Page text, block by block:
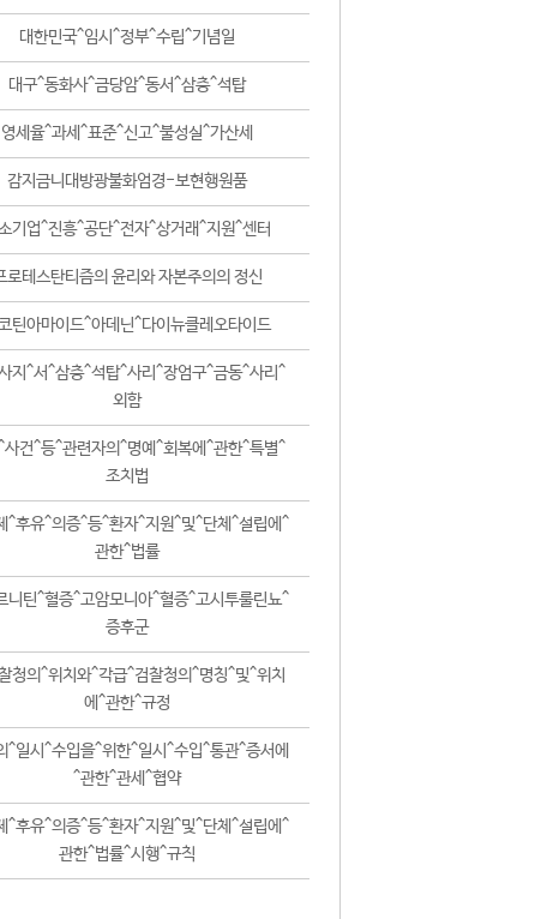
대한민국^임시^정부^수립^기념일
대구^동화사^금당암^동서^삼층^석탑
영세율^과세^표준^신고^불성실^가산세
감지금니대방광불화엄경-보현행원품
기업^진흥^공단^전자^상거래^지원^센터
로테스탄티즘의 윤리와 자본주의의 정신
틴아마이드^아데닌^다이뉴클레오타이드
지^서^삼층^석탑^사리^장엄구^금동^사리^
외함
사건^등^관련자의^명예^회복에^관한^특별^
조치법
^후유^의증^등^환자^지원^및^단체^설립에^
관한^법률
니틴^혈증^고암모니아^혈증^고시투룰린뇨^
증후군
청의^위치와^각급^검찰청의^명칭^및^위치
에^관한^규정
^일시^수입을^위한^일시^수입^통관^증서에
^관한^관세^협약
^후유^의증^등^환자^지원^및^단체^설립에^
관한^법률^시행^규칙